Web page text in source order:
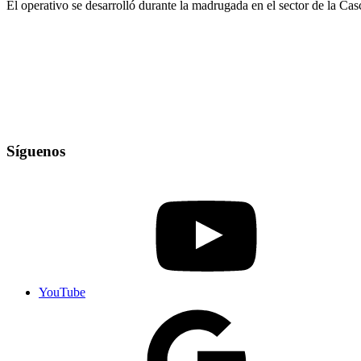
El operativo se desarrolló durante la madrugada en el sector de la
Síguenos
YouTube